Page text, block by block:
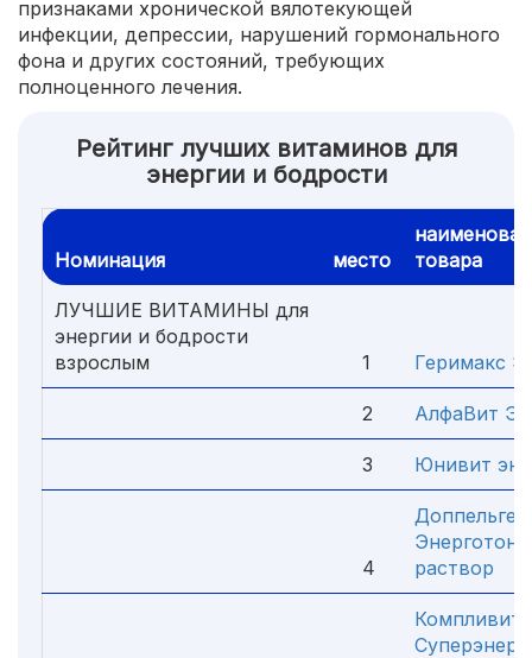
признаками хронической вялотекующей
инфекции, депрессии, нарушений гормонального
фона и других состояний, требующих
полноценного лечения.
Рейтинг лучших витаминов для
энергии и бодрости
Номинация место
товара
ЛУЧШИЕ ВИТАМИНЫ для
энергии и бодрости
взрослым
1 Геримакс
2 АлфаВит
3 Юнивит
4
раствор
Компливит